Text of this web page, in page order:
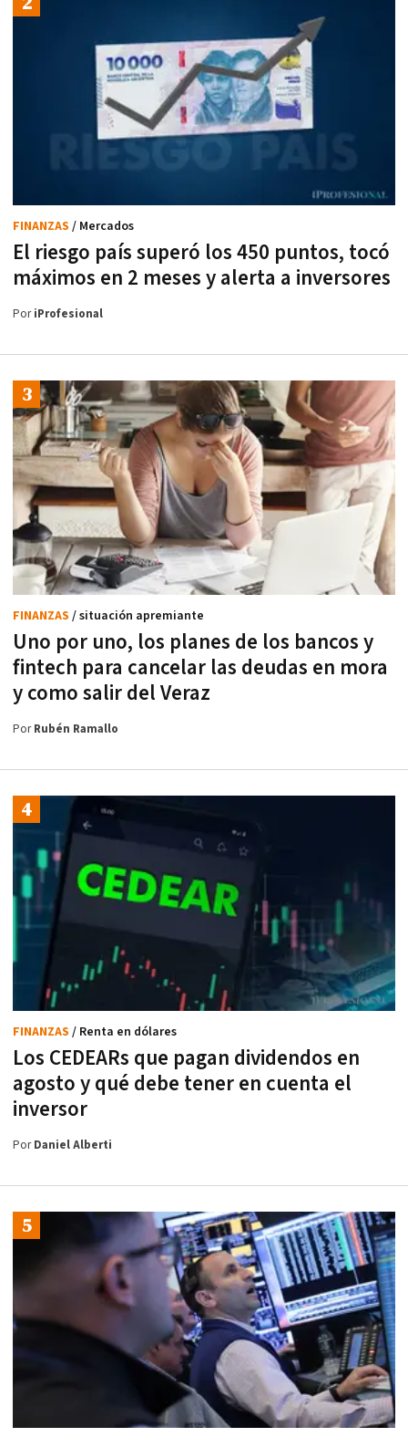
El riesgo país superó los 450 puntos, tocó
máximos en 2 meses y alerta a inversores
FINANZAS / Mercados
PoriProfesional
Uno por uno, los planes de los bancos y
fintech para cancelar las deudas en mora
y como salir del Veraz
FINANZAS / situación apremiante
PorRubén Ramallo
Los CEDEARs que pagan dividendos en
agosto y qué debe tener en cuenta el
inversor
FINANZAS / Renta en dólares
PorDaniel Alberti